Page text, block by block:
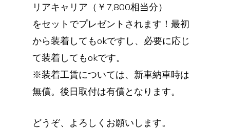
リアキャリア（￥7,800相当分）
をセットでプレゼントされます！最初
から装着してもokですし、必要に応じ
て装着してもokです。
※装着工賃については、新車納車時は
無償。後日取付は有償となります。
どうぞ、よろしくお願いします。